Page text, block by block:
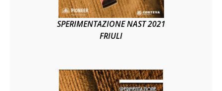
SPERIMENTAZIONE NAST 2021
FRIULI